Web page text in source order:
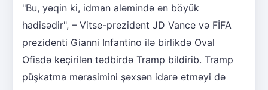
"Bu, yəqin ki, idman aləmində ən böyük
hadisədir", – Vitse-prezident JD Vance və FİFA
prezidenti Gianni Infantino ilə birlikdə Oval
Ofisdə keçirilən tədbirdə Tramp bildirib. Tramp
püşkatma mərasimini şəxsən idarə etməyi də